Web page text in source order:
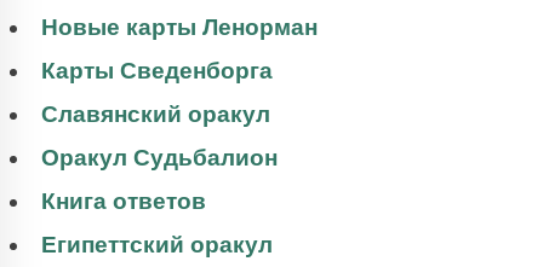
Новые карты Ленорман
Карты Сведенборга
Славянский оракул
Оракул Судьбалион
Книга ответов
Египеттский оракул